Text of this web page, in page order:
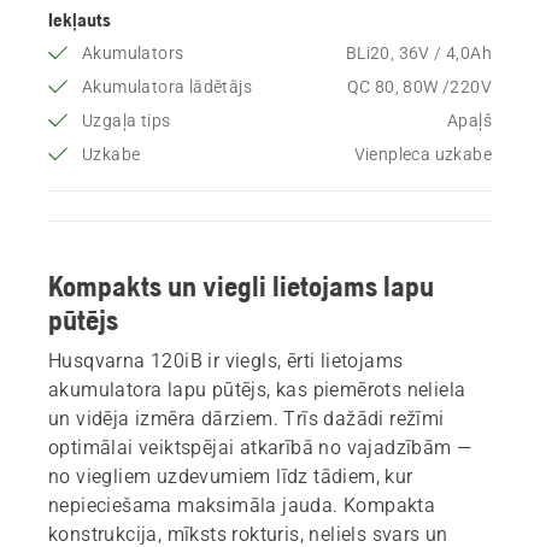
Iekļauts
Akumulators
BLi20, 36V / 4,0Ah
Akumulatora lādētājs
QC 80, 80W /220V
Uzgaļa tips
Apaļš
Uzkabe
Vienpleca uzkabe
Kompakts un viegli lietojams lapu
pūtējs
Husqvarna 120iB ir viegls, ērti lietojams
akumulatora lapu pūtējs, kas piemērots neliela
un vidēja izmēra dārziem. Trīs dažādi režīmi
optimālai veiktspējai atkarībā no vajadzībām —
no viegliem uzdevumiem līdz tādiem, kur
nepieciešama maksimāla jauda. Kompakta
konstrukcija, mīksts rokturis, neliels svars un